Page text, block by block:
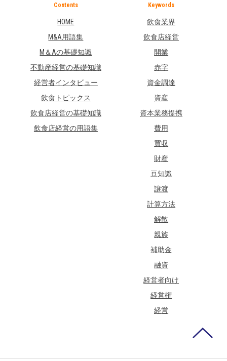
Contents
HOME
M&A用語集
M＆Aの基礎知識
不動産経営の基礎知識
経営者インタビュー
飲食トピックス
飲食店経営の基礎知識
飲食店経営の用語集
Keywords
飲食業界
飲食店経営
開業
赤字
資金調達
資産
資本業務提携
費用
買収
財産
豆知識
譲渡
計算方法
解散
親族
補助金
融資
経営者向け
経営権
経営